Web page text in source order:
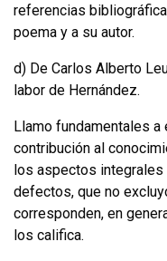
referencias
poema y a su autor.
d) De Carlos Alberto
labor de Hernández.
Llamo fundamentales
contribución al
los aspectos integrales
defectos, que no
corresponden, en
los califica.